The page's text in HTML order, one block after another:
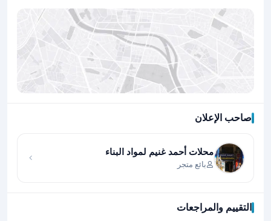
صاحب الإعلان
محلات أحمد غنيم لمواد البناء
بائع متجر
التقييم والمراجعات